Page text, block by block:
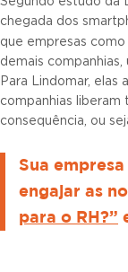
chegada dos
que empresas como
demais
Para Lindomar, elas
companhias
consequência, ou
Sua
engajar as
para o RH?”